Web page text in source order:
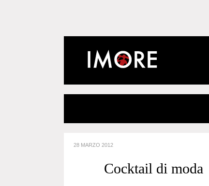
28 MARZO 2012
Cocktail di moda